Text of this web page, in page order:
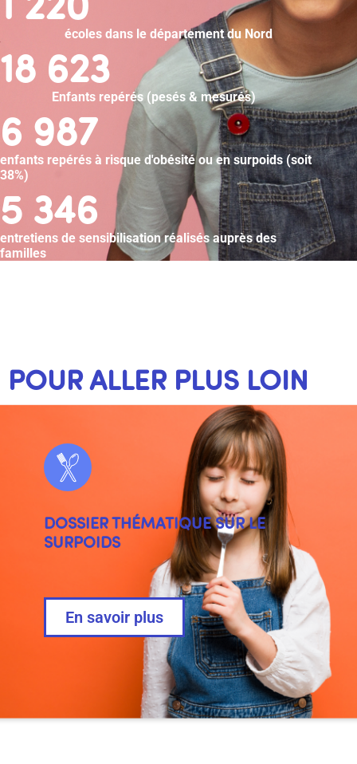
écoles dans le département du Nord
Enfants repérés (pesés & mesurés)
18 623
enfants repérés à risque d'obésité ou en surpoids (soit
38%)
6 987
entretiens de sensibilisation réalisés auprès des
familles
5 346
POUR ALLER PLUS LOIN
DOSSIER THÉMATIQUE SUR LE
SURPOIDS
En savoir plus